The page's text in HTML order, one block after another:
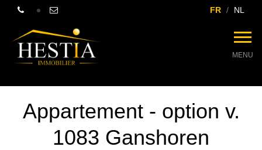
FR NL
MENU
Appartement - option v.
1083 Ganshoren